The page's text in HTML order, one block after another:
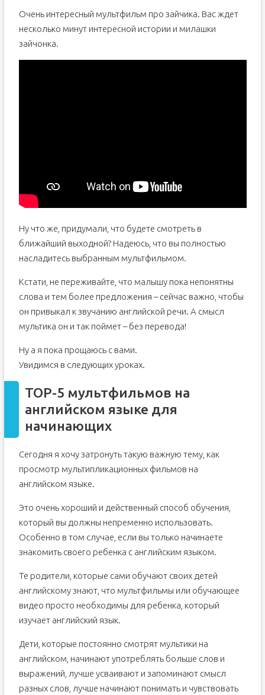
Очень интересный мультфильм про зайчика. Вас ждет
несколько минут интересной истории и милашки
зайчонка.
Ну что же, придумали, что будете смотреть в
ближайший выходной? Надеюсь, что вы полностью
насладитесь выбранным мультфильмом.
Кстати, не переживайте, что малышу пока непонятны
слова и тем более предложения – сейчас важно, чтобы
он привыкал к звучанию английской речи. А смысл
мультика он и так поймет – без перевода!
Ну а я пока прощаюсь с вами.
Увидимся в следующих уроках.
TOP-5 мультфильмов на
английском языке для
начинающих
Сегодня я хочу затронуть такую важную тему, как
просмотр мультипликационных фильмов на
английском языке.
Это очень хороший и действенный способ обучения,
который вы должны непременно использовать.
Особенно в том случае, если вы только начинаете
знакомить своего ребенка с английским языком.
Те родители, которые сами обучают своих детей
английскому знают, что мультфильмы или обучающее
видео просто необходимы для ребенка, который
изучает английский язык.
Дети, которые постоянно смотрят мультики на
английском, начинают употреблять больше слов и
выражений, лучше усваивают и запоминают смысл
разных слов, лучше начинают понимать и чувствовать